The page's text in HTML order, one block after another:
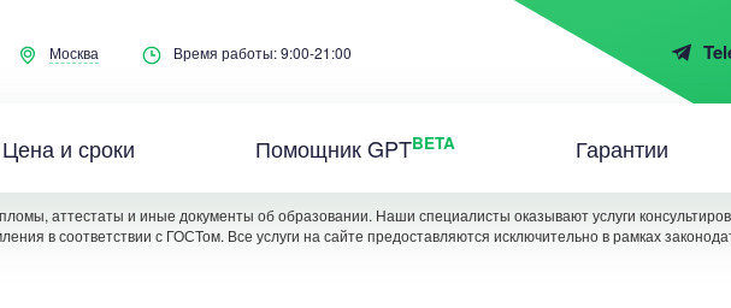
Москва Время работы: 9:00-21:00
Цена и сроки Помощник GPTBETA Гарантии
аттестаты и иные документы об образовании. Наши специалисты оказывают услуги
в соответствии с ГОСТом. Все услуги на сайте предоставляются исключительно в рамках